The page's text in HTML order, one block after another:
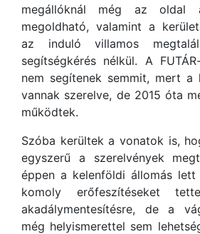
megállóknál még az oldal
megoldható, valamint a
az induló villamos
segítségkérés nélkül. A
nem segítenek semmit, mert a
vannak szerelve, de 2015 óta
működtek.
Szóba kerültek a vonatok is,
egyszerű a szerelvények
éppen a kelenföldi állomás lett
komoly erőfeszítéseket
akadálymentesítésre, de a
még helyismerettel sem